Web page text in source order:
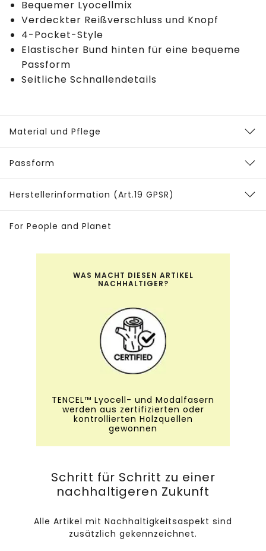
Bequemer Lyocellmix
Verdeckter Reißverschluss und Knopf
4-Pocket-Style
Elastischer Bund hinten für eine bequeme
Passform
Seitliche Schnallendetails
Material und Pflege
Passform
Herstellerinformation (Art.19 GPSR)
For People and Planet
WAS MACHT DIESEN ARTIKEL
NACHHALTIGER?
TENCEL™ Lyocell- und Modalfasern
werden aus zertifizierten oder
kontrollierten Holzquellen
gewonnen
Schritt für Schritt zu einer
nachhaltigeren Zukunft
Alle Artikel mit Nachhaltigkeitsaspekt sind
zusätzlich gekennzeichnet.